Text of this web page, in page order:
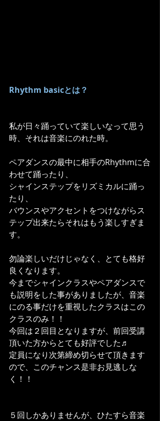
Rhythm basicとは？
私が日々踊っていて楽しいなって思う
時、それは音楽にのれた時。
ペアダンスの最中に相手のRhythmに合
わせて踊ったり、
シャインステップをリズミカルに踊っ
たり、
バウンスやアクセントをつけながらス
テップ出来たらそれはもう楽しすぎま
す。
勿論楽しいだけじゃなく、とても格好
良くなります。
今までシャインクラスやペアダンスで
も説明をした事がありましたが、音楽
にのる事だけを重視したクラスはこの
クラスのみ！！
今回は２回目となりますが、前回受講
頂いた方からとても好評でした♬
定員になり次第締め切らせて頂きます
ので、このチャンス是非お見逃しな
く！！
５回しかありませんが、ひたすら音楽